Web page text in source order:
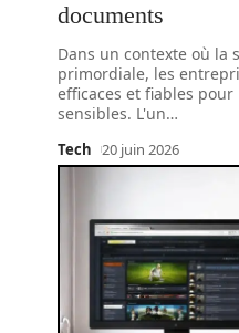
documents
Dans un contexte où la
primordiale, les
efficaces et fiables
sensibles. L'un…
Tech 20 juin 2026